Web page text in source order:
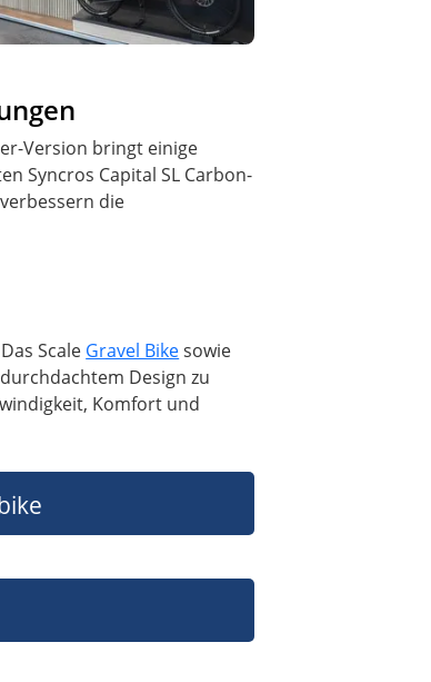
Version bringt einige
Syncros Capital SL Carbon-
die
Scale Gravel Bikesowie
Design zu
Komfort und